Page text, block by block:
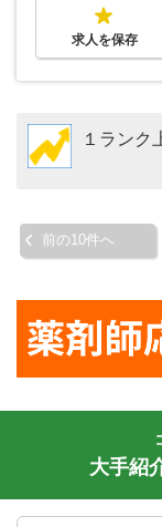
求人を保存
１ランク
前の10件へ
大手紹